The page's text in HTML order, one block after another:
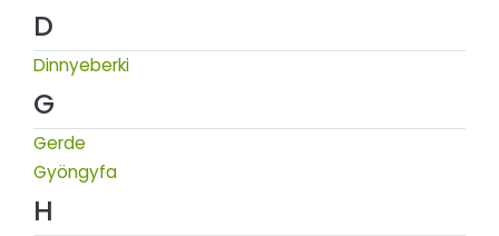
D
Dinnyeberki
G
Gerde
Gyöngyfa
H